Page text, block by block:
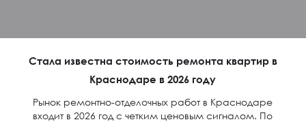
Стала известна стоимость ремонта квартир в
Краснодаре в 2026 году
Рынок ремонтно-отделочных работ в Краснодаре
входит в 2026 год с четким ценовым сигналом. По